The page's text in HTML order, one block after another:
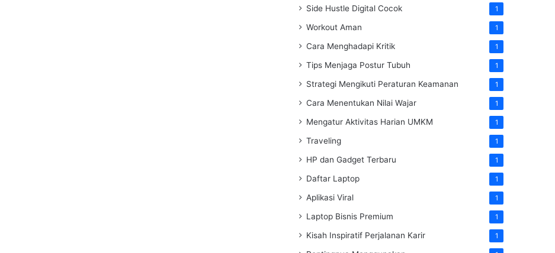
Side Hustle Digital Cocok 1
Workout Aman 1
Cara Menghadapi Kritik 1
Tips Menjaga Postur Tubuh 1
Strategi Mengikuti Peraturan Keamanan 1
Cara Menentukan Nilai Wajar 1
Mengatur Aktivitas Harian UMKM 1
Traveling 1
HP dan Gadget Terbaru 1
Daftar Laptop 1
Aplikasi Viral 1
Laptop Bisnis Premium 1
Kisah Inspiratif Perjalanan Karir 1